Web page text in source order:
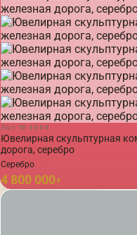
Лот № 4864
Ювелирная скульптурная
дорога, серебро
Серебро
4 800 000 ₽